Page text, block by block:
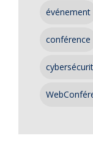
événement
conférence